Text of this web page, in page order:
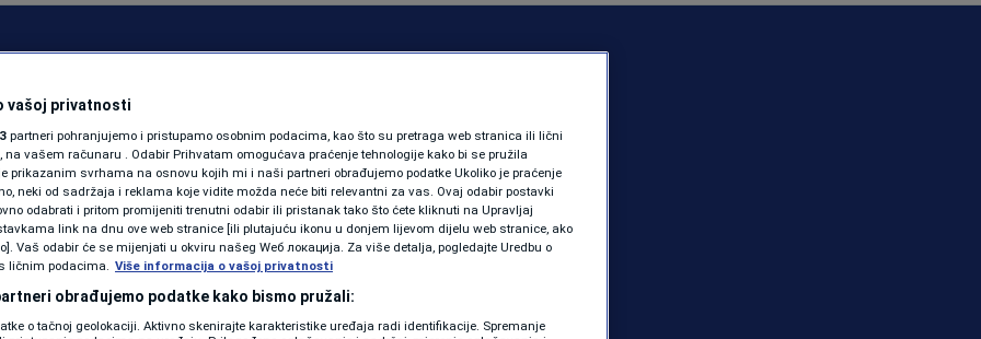
ZDRAVLJE
SHOWBIZ
KOLUMNE
PODCAST
N1 SPECIJAL
FENOMENI
krunu
Olimpiku, pogađao
Zrinjskog
| NOGOMET | 0 komentara
vašoj privatnosti
partneri pohranjujemo i pristupamo osobnim podacima, kao što su pretraga web stranica ili lični
na vašem računaru . Odabir Prihvatam omogućava praćenje tehnologije kako bi se pružila
prikazanim svrhama na osnovu kojih mi i naši partneri obrađujemo podatke Ukoliko je praćenje
neki od sadržaja i reklama koje vidite možda neće biti relevantni za vas. Ovaj odabir postavki
odabrati i pritom promijeniti trenutni odabir ili pristanak tako što ćete kliknuti na Upravljaj
link na dnu ove web stranice [ili plutajuću ikonu u donjem lijevom dijelu web stranice, ako
Vaš odabir će se mijenjati u okviru našeg Wеб локација. Za više detalja, pogledajte Uredbu o
ličnim podacima. Više informacija o vašoj privatnosti
obrađujemo podatke kako bismo pružali:
o tačnoj geolokaciji. Aktivno skenirajte karakteristike uređaja radi identifikacije. Spremanje